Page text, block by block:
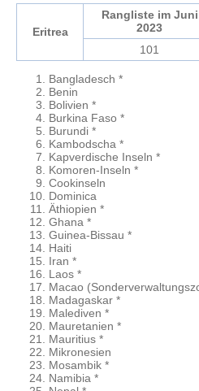
Eritrea
Rangliste im Juni
2023
101
Bangladesch *
Benin
Bolivien *
Burkina Faso *
Burundi *
Kambodscha *
Kapverdische Inseln *
Komoren-Inseln *
Cookinseln
Dominica
Äthiopien *
Ghana *
Guinea-Bissau *
Haiti
Iran *
Laos *
Macao
Madagaskar *
Malediven *
Mauretanien *
Mauritius *
Mikronesien
Mosambik *
Namibia *